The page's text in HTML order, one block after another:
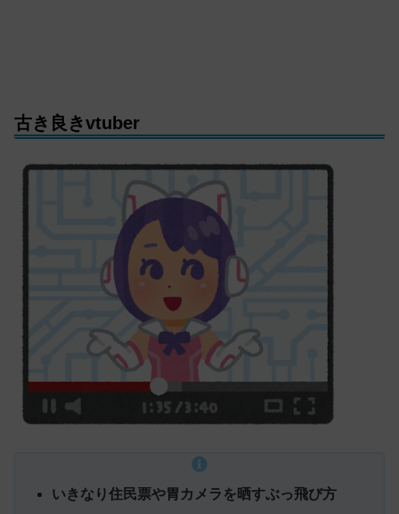
古き良きvtuber
いきなり住民票や胃カメラを晒すぶっ飛び方